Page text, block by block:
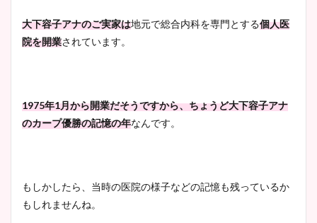
大下容子アナのご実家は地元で総合内科を専門とする個人医
院を開業されています。
1975年1月から開業だそうですから、ちょうど大下容子アナ
のカープ優勝の記憶の年なんです。
もしかしたら、当時の医院の様子などの記憶も残っているか
もしれませんね。